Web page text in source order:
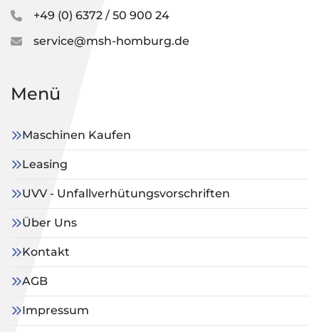
+49 (0) 6372 / 50 900 24
service@msh-homburg.de
Menü
Maschinen Kaufen
Leasing
UVV - Unfallverhütungsvorschriften
Über Uns
Kontakt
AGB
Impressum